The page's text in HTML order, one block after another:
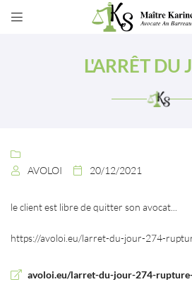

49 rue de Montchapet
03 80 55 50 54
En cochant cette case, vous consentez à recevoir nos
L'ARRÊT DU


AVOLOI  20/12/2021
le client est libre de quitter son avocat...
https://avoloi.eu/larret-du-jour-274-
avoloi.eu/larret-du-jour-274-